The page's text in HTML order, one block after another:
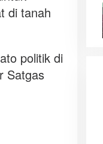
di tanah
politik di
Satgas